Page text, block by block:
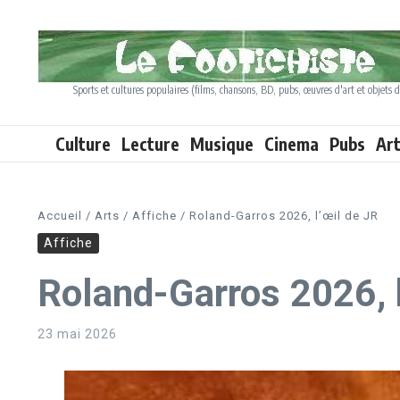
Sports et cultures populaires (films, chansons, BD, pubs, œuvres d'art et objets
Culture Lecture Musique Cinema Pubs
Accueil / Arts / Affiche / Roland-Garros 2026, l’œil de JR
Affiche
Roland-Garros 2026,
23 mai 2026